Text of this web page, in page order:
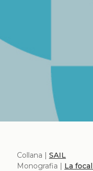
Collana | SAIL
Monografia | La